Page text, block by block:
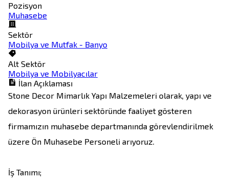
Pozisyon
Muhasebe
Sektör
Mobilya ve Mutfak - Banyo
Alt Sektör
Mobilya ve Mobilyacılar
İlan Açıklaması
Stone Decor Mimarlık Yapı Malzemeleri olarak, yapı ve
dekorasyon ürünleri sektöründe faaliyet gösteren
firmamızın muhasebe departmanında görevlendirilmek
üzere Ön Muhasebe Personeli arıyoruz.
İş Tanımı;